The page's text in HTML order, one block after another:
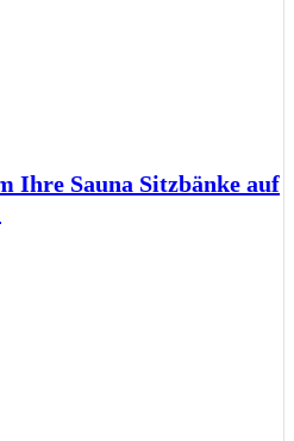
Ihre Sauna Sitzbänke auf